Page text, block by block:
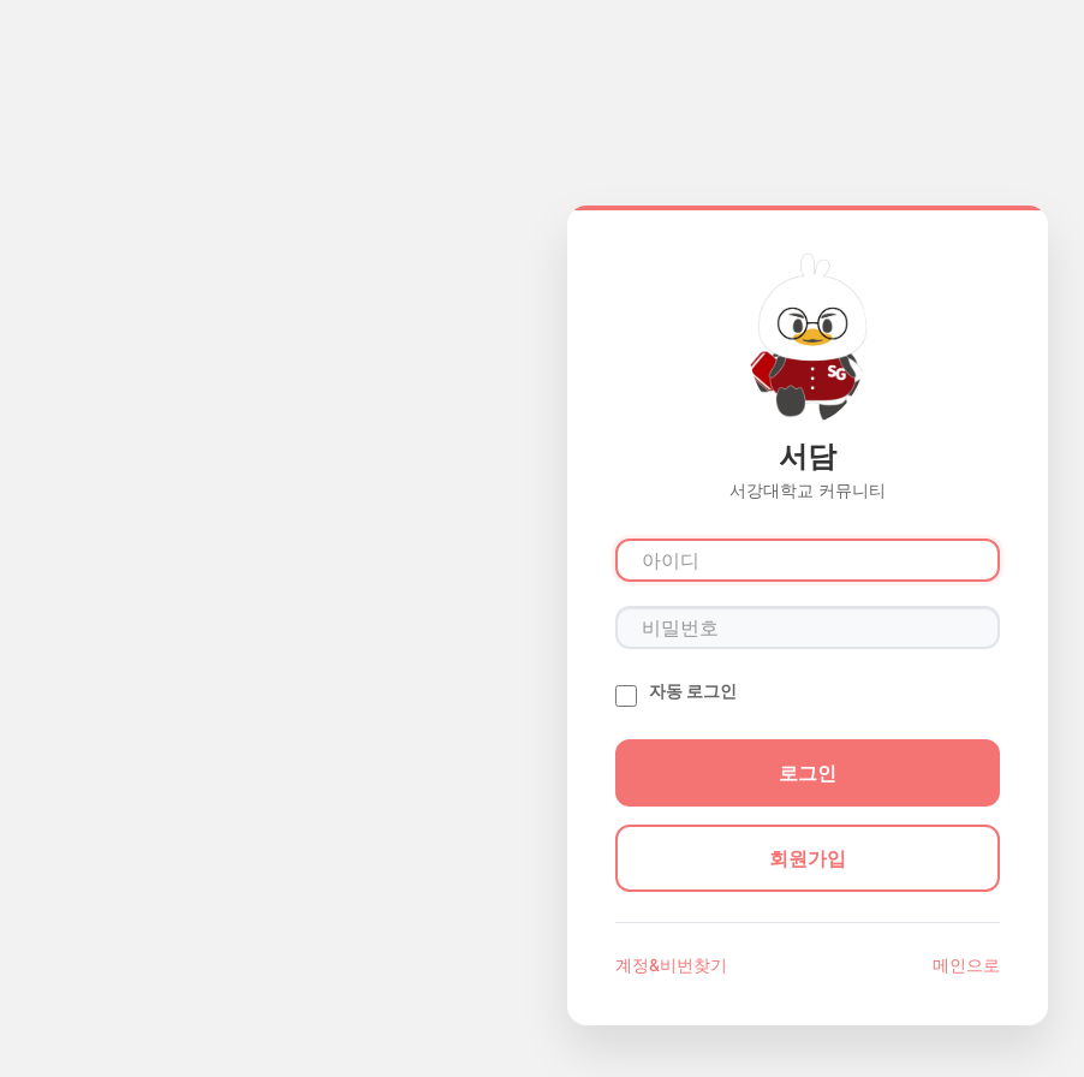
서담
서강대학교 커뮤니티
자동 로그인
회원가입
계정&비번찾기 메인으로